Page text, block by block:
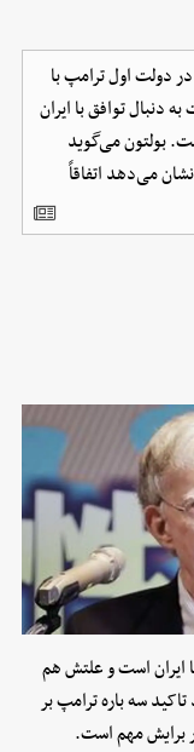
دولت اول ترامپ با
دنبال توافق با ایران
بولتون می‌گوید
می‌دهد اتفاقاً
ایران است و علتش هم
سه باره ترامپ بر
برایش مهم است.